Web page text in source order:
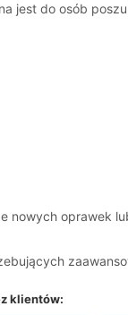
jest do osób
nowych oprawek
klientów: